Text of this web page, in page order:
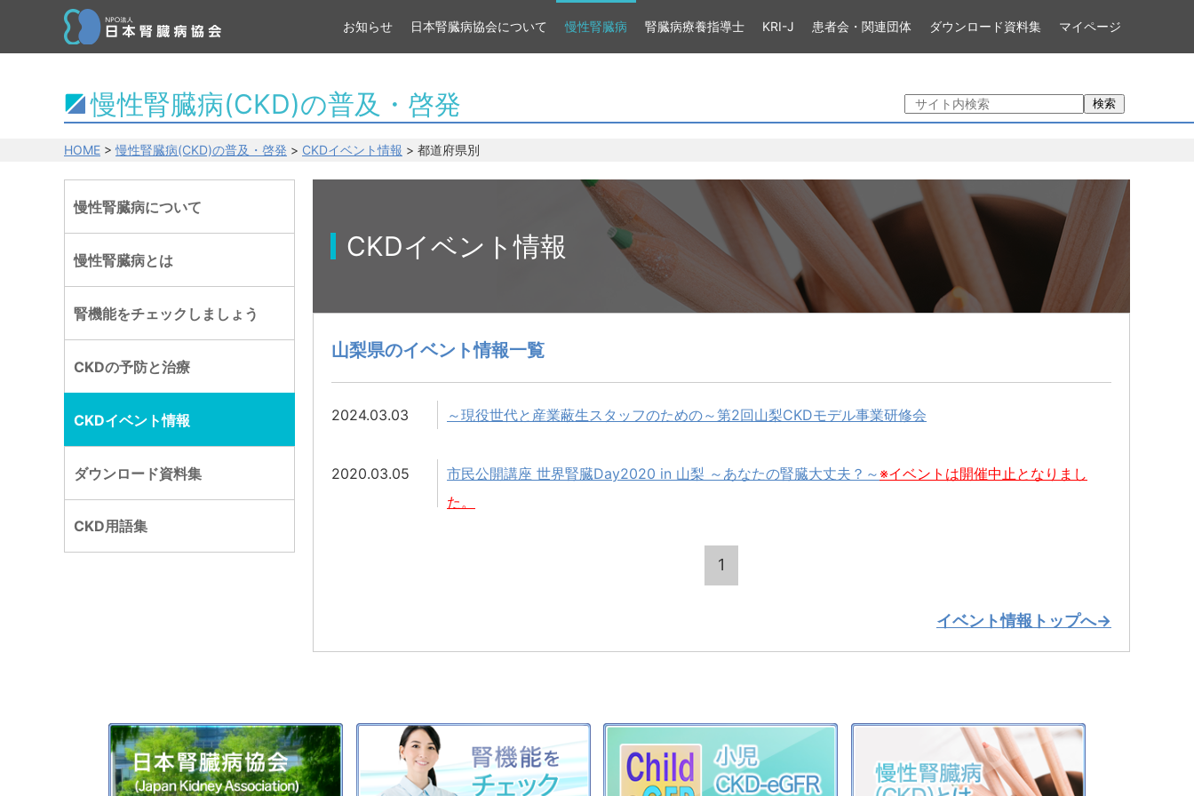
お知らせ 日本腎臓病協会について 慢性腎臓病 腎臓病療養指導士 KRI-J 患者会・関連団体 ダウンロード資料集 マイページ
慢性腎臓病(CKD)の普及・啓発 検索
HOME >慢性腎臓病(CKD)の普及・啓発 > CKDイベント情報 > 都道府県別
慢性腎臓病について
慢性腎臓病とは
腎機能をチェックしましょう
CKDの予防と治療
CKDイベント情報
ダウンロード資料集
CKD用語集
CKDイベント情報
山梨県のイベント情報一覧
2024.03.03 ～現役世代と産業蔽生スタッフのための～第2回山梨CKDモデル事業研修会
2020.03.05 市民公開講座 世界腎臓Day2020 in 山梨 ～あなたの腎臓大丈夫？～※イベントは開催中止となりまし
た。
1
イベント情報トップへ→